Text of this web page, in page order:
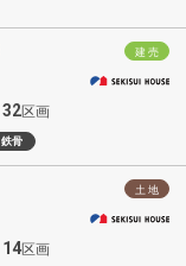
建 売
32区画
鉄骨
土 地
14区画